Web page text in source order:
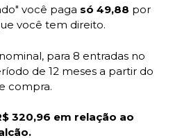
você paga só 49,88 por
você tem direito.
para 8 entradas no
de 12 meses a partir do
compra.
320,96 em relação ao